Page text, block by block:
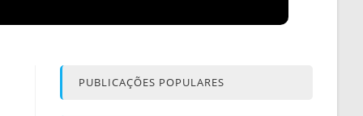
PUBLICAÇÕES POPULARES